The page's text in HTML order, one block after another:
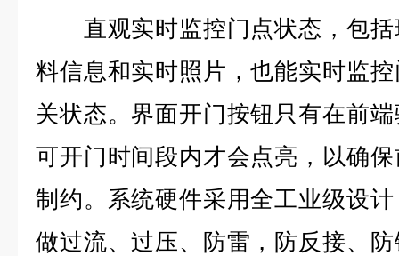
直观实时监控门点状态，包括
料信息和实时照片，也能实时监
关状态。界面开门按钮只有在前
可开门时间段内才会点亮，以确
制约。系统硬件采用全工业级设
做过流、过压、防雷，防反接、